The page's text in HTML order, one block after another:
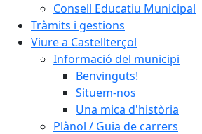
Consell Educatiu Municipal
Tràmits i gestions
Viure a Castellterçol
Informació del municipi
Benvinguts!
Situem-nos
Una mica d'història
Plànol / Guia de carrers